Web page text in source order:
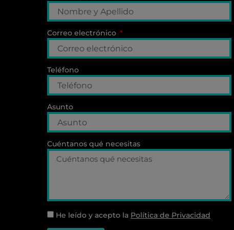
Correo electrónico
Teléfono
Asunto
Cuéntanos qué necesitas
He leído y acepto la Política de Privacidad